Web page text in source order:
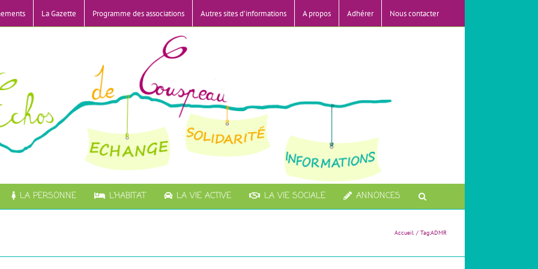
La Gazette Programme des associations Autres sites d’informations A propos Adhérer Nous contacter
LA PERSONNE L’HABITAT LA VIE ACTIVE LA VIE SOCIALE ANNONCES
Accueil Tag:ADMR